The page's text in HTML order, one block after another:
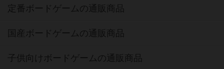
定番ボードゲームの通販商品
国産ボードゲームの通販商品
子供向けボードゲームの通販商品